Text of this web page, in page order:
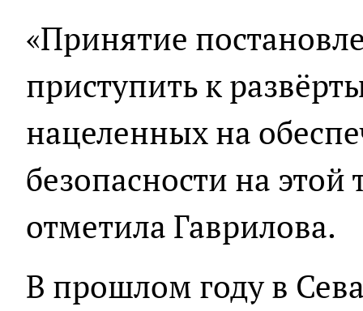
«Принятие
приступить к
нацеленных на
безопасности на этой
отметила Гаврилова.
В прошлом году в